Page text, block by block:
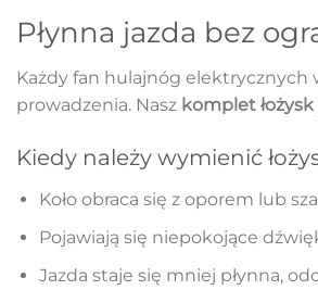
Płynna jazda bez
Każdy fan hulajnóg elektrycznych
prowadzenia. Nasz komplet łożysk
Kiedy należy wymienić
Koło obraca się z oporem lub
Pojawiają się niepokojące
Jazda staje się mniej płynna,